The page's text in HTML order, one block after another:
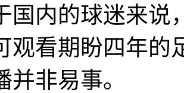
的球迷来说，
观看期盼四年的
并非易事。